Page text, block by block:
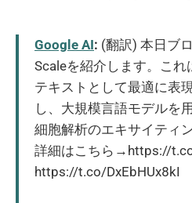
Google AI: (翻訳) 本日ブ
Scaleを紹介します。こ
テキストとして最適に表
し、大規模言語モデルを
細胞解析のエキサイティ
詳細はこちら→https://
https://t.co/DxEbHUx8kI